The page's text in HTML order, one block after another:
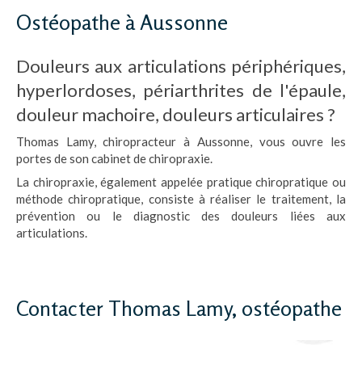
Ostéopathe à Aussonne
Douleurs aux articulations périphériques,
hyperlordoses, périarthrites de l'épaule,
douleur machoire, douleurs articulaires ?
Thomas Lamy, chiropracteur à Aussonne, vous ouvre les
portes de son cabinet de chiropraxie.
La chiropraxie, également appelée pratique chiropratique ou
méthode chiropratique, consiste à réaliser le traitement, la
prévention ou le diagnostic des douleurs liées aux
articulations.
Contacter Thomas Lamy, ostéopathe